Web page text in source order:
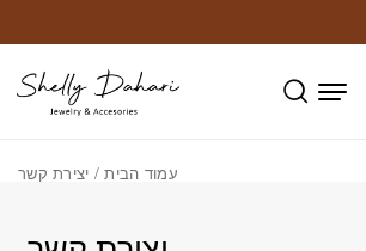
עמוד הבית/ יצירת קשר